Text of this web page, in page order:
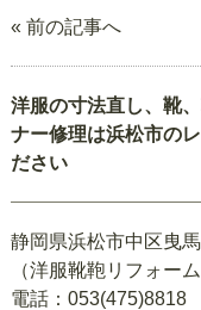
« 前の記事へ
洋服の寸法直し、靴
ナー修理は浜松市の
ださい
静岡県浜松市中区曳
（洋服靴鞄リフォー
電話：053(475)8818